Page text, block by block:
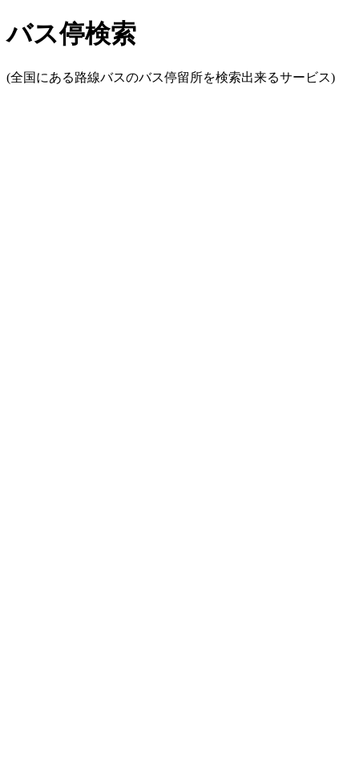
バス停検索
(全国にある路線バスのバス停留所を検索出来るサービス)